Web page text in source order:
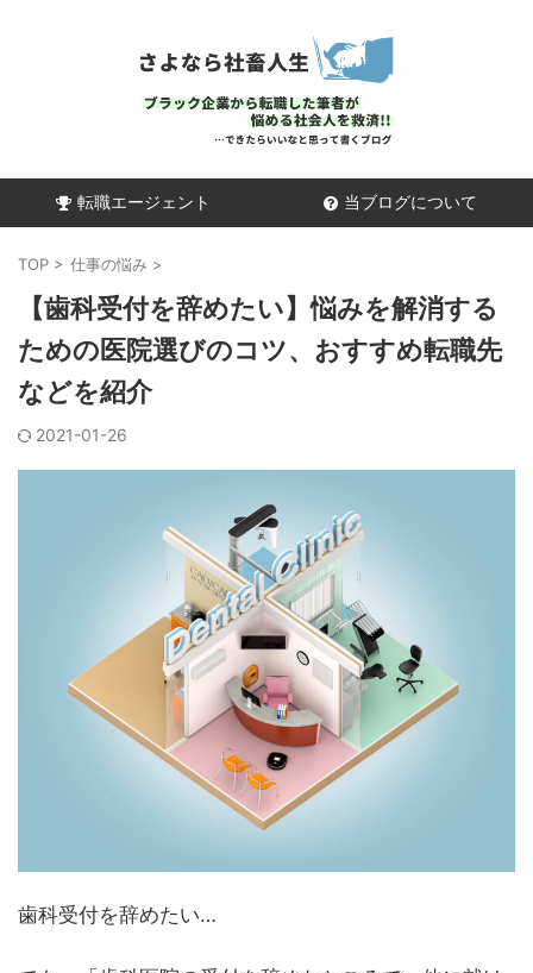
転職エージェント 当ブログについて
TOP > 仕事の悩み >
【歯科受付を辞めたい】悩みを解消する
ための医院選びのコツ、おすすめ転職先
などを紹介
2021-01-26
歯科受付を辞めたい…